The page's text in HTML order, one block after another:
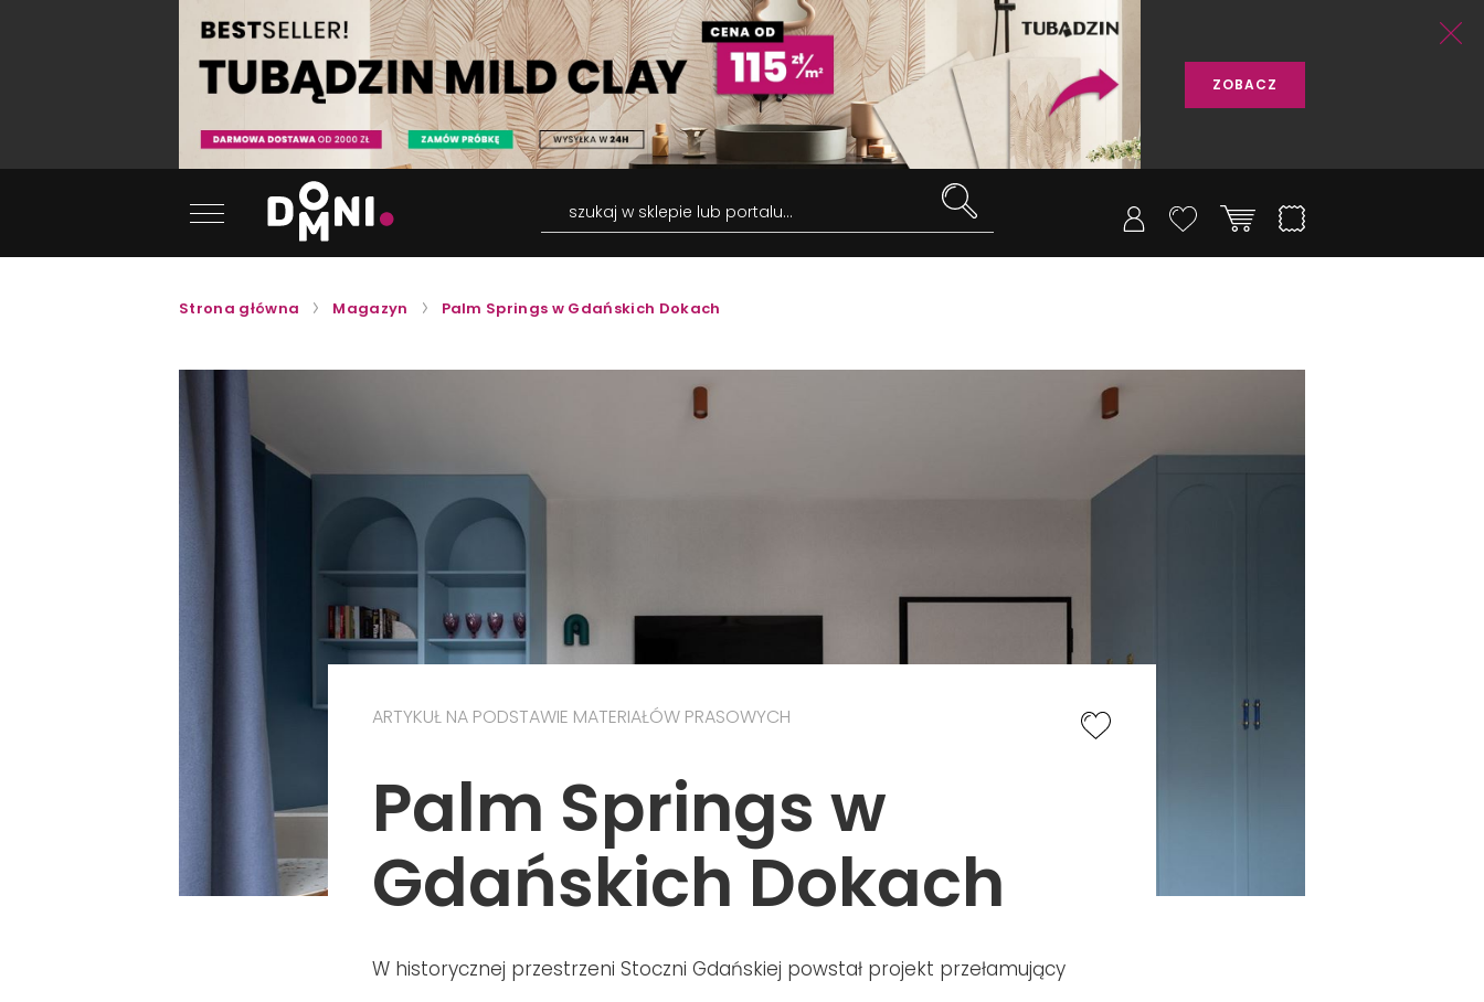
ZOBACZ
szukaj w sklepie lub portalu...
Strona główna Magazyn Palm Springs w Gdańskich Dokach
ARTYKUŁ NA PODSTAWIE MATERIAŁÓW PRASOWYCH
Palm Springs w
Gdańskich Dokach
W historycznej przestrzeni Stoczni Gdańskiej powstał projekt przełamujący